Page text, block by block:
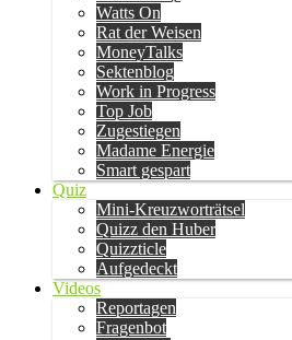
Watts On
Rat der Weisen
MoneyTalks
Sektenblog
Work in Progress
Top Job
Zugestiegen
Madame Energie
Smart gespart
Quiz
Mini-Kreuzworträtsel
Quizz den Huber
Quizzticle
Aufgedeckt
Videos
Reportagen
Fragenbot